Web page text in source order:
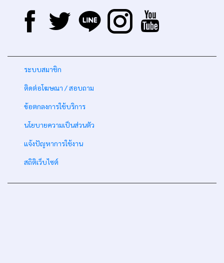
ระบบสมาชิก
ติดต่อโฆษณา / สอบถาม
ข้อตกลงการใช้บริการ
นโยบายความเป็นส่วนตัว
แจ้งปัญหาการใช้งาน
สถิติเว็บไซต์